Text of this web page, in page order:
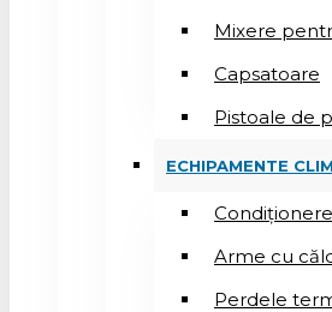
Mixere
Capsatoare
Pistoale de
ECHIPAMENTE
Condiționere
Arme cu
Perdele